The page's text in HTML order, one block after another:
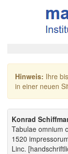
Hinweis: Ihre
in einer neuen
Konrad
Tabulae omnium
1520
Linc.